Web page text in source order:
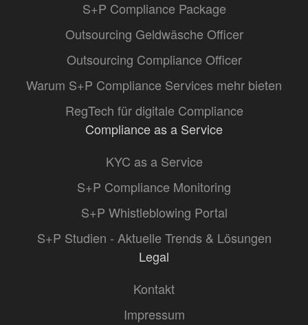
S+P Compliance Package
Outsourcing Geldwäsche Officer
Outsourcing Compliance Officer
Warum S+P Compliance Services mehr bieten
RegTech für digitale Compliance
Compliance as a Service
KYC as a Service
S+P Compliance Monitoring
S+P Whistleblowing Portal
S+P Studien - Aktuelle Trends & Lösungen
Legal
Kontakt
Impressum